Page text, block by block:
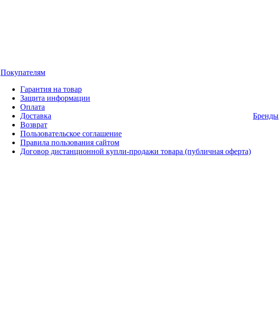
Покупателям
Гарантия на товар
Защита информации
Оплата
Доставка
Возврат
Пользовательское соглашение
Правила пользования сайтом
Договор дистанционной купли-продажи товара (публичная оферта)
Бренды